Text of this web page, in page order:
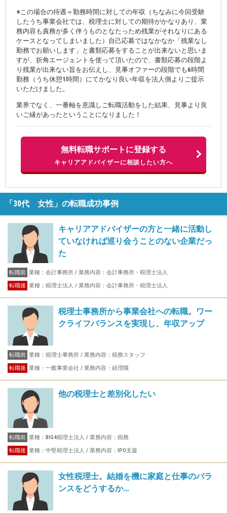
※この場合の待遇＝勤務時間に対しての年収（ちなみに今回受験
したうち事業会社では、税理士に対しての期待がかなりあり、業
務内容も責務が多く伴うものとなたっため残業がそれなりにある
ケースとなってしまいました）自己応募ではなかなか「残業なし
勤務でお願いします」と書類応募をすることが出来ないと思いま
すが、折角エージェントを使って頂いたので、書類応募の段階よ
り残業が出来ない旨をお伝えし、見事オファーの段階でも6時間
勤務（うち休憩1時間）にてかなり良い年収を法人側よりご提示
いただけました。
業界でなく、一番軸を意識しご転職活動をした結果、見事より良
いご縁があったということになりました！
無料転職サポートに登録する
キャリアアドバイザーに相談したい方へ
「30代 女性」の転職成功事例
キャリアアドバイザーの方と一緒に活動し
ていなければ巡り会うことのない企業だっ
た
転職前 業種：会計事務所 / 業務内容：会計事務所・税理士法人
転職後 業種：税理士法人 / 業務内容：会計事務所・税理士法人
税理士事務所から事業会社への転職。ワー
クライフバランスを実現し、年収アップ
転職前 業種：税理士事務所 / 業務内容：税務スタッフ
転職後 業種：一般事業会社 / 業務内容：経理職
他の税理士と差別化したい
転職前 業種：BIG4税理士法人 / 業務内容：税務
転職後 業種：中堅税理士法人 / 業務内容：IPO支援
女性税理士。結婚を機に家庭と仕事のバラ
ンスをどうするか…